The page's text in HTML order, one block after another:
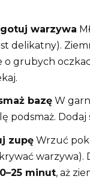
warzywa
delikatny).
o grubych
bazę W
podsmaż.
zupę Wrzuć
warzywa).
minut, aż